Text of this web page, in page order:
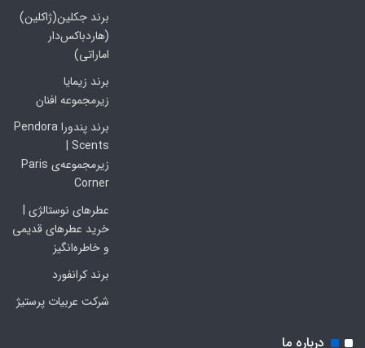
برند جکلین(ژاکلین)
(هاردباکس‌دار
اماراتی)
برند زیمایا
زیرمجموعه افنان
برند پندورا Pendora
Scents |
زیرمجموعه‌ی Paris
Corner
عطرهای نوستالژی |
خرید عطرهای قدیمی
و خاطره‌انگیز
برند کرانفورد
شرکت عربیات پرستیژ
درباره ما